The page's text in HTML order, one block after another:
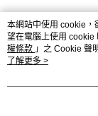
熱門標籤
本網站中使用 cookie，
望在電腦上使用 cookie
權條款 」之 Cookie 聲
用條款之 Cookie 聲明
了解更多 >